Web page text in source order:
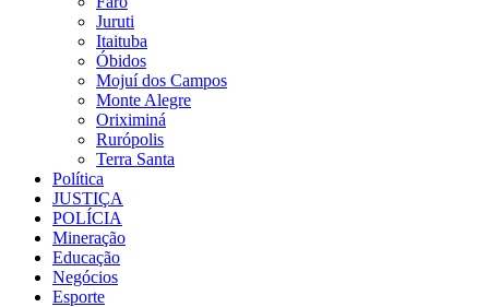
Juruti
Itaituba
Óbidos
Mojuí dos Campos
Monte Alegre
Oriximiná
Rurópolis
Terra Santa
Política
JUSTIÇA
POLÍCIA
Mineração
Educação
Negócios
Esporte